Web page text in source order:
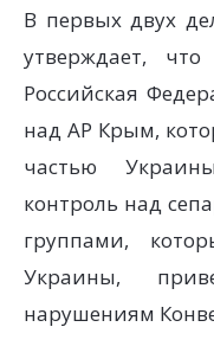
В первых двух
утверждает,
Российская
над АР Крым,
частью
контроль над
группами,
Украины,
нарушениям